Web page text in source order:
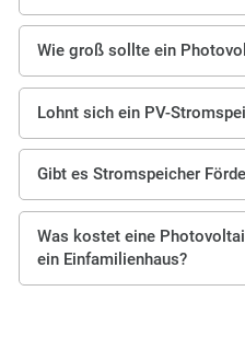
Wie groß sollte ein
Lohnt sich ein PV-
Gibt es Stromspeicher
Was kostet eine
ein Einfamilienhaus?